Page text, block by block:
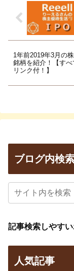
1年前2019年3月の
銘柄を紹介！【す
リンク付！】
ブログ内検
記事検索しやす
人気記事